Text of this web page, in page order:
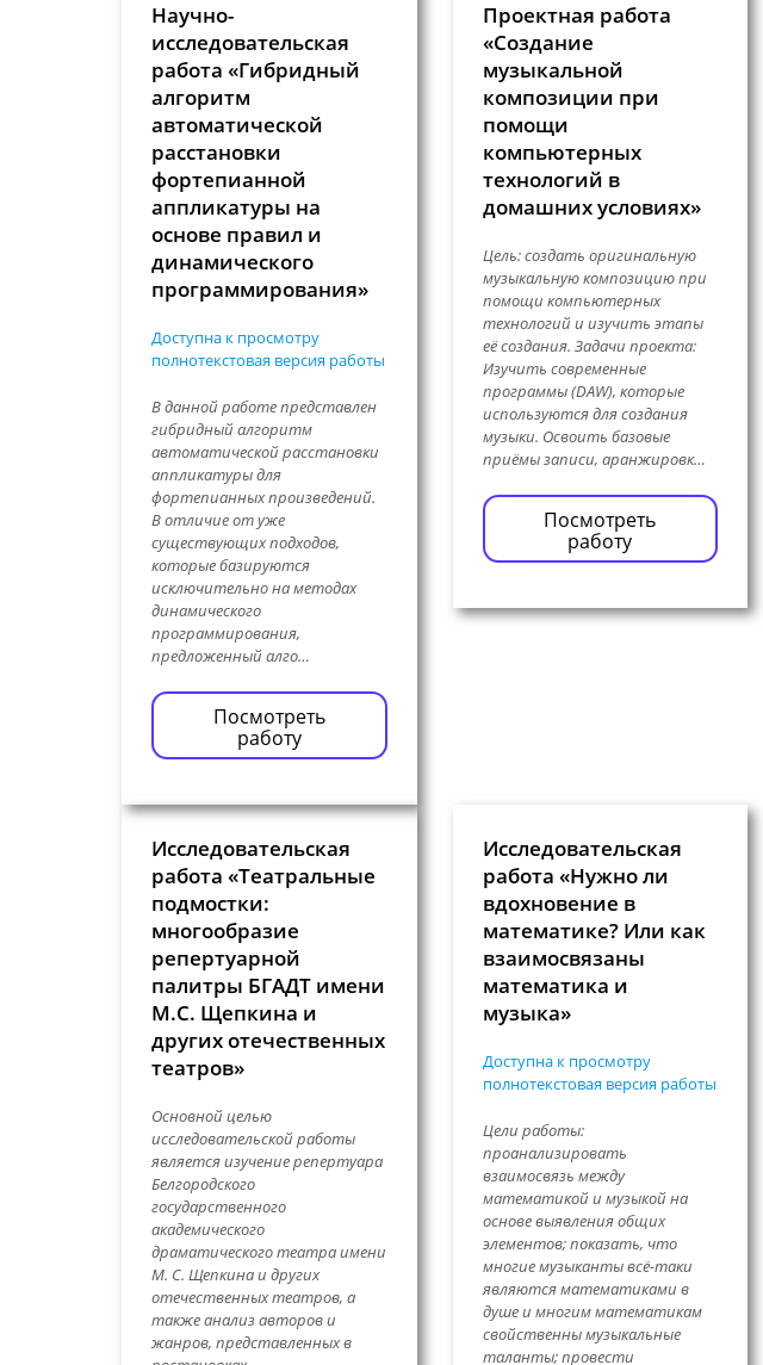
Научно-
исследовательская
работа «Гибридный
алгоритм
автоматической
расстановки
фортепианной
аппликатуры на
основе правил и
динамического
программирования»
Доступна к просмотру
полнотекстовая версия работы
В данной работе представлен
гибридный алгоритм
автоматической расстановки
аппликатуры для
фортепианных произведений.
В отличие от уже
существующих подходов,
которые базируются
исключительно на методах
динамического
программирования,
предложенный алго…
Посмотреть
работу
Проектная работа
«Создание
музыкальной
композиции при
помощи
компьютерных
технологий в
домашних условиях»
Цель: создать оригинальную
музыкальную композицию при
помощи компьютерных
технологий и изучить этапы
её создания. Задачи проекта:
Изучить современные
программы (DAW), которые
используются для создания
музыки. Освоить базовые
приёмы записи, аранжировк…
Посмотреть
работу
Исследовательская
работа «Театральные
подмостки:
многообразие
репертуарной
палитры БГАДТ имени
М.С. Щепкина и
других отечественных
театров»
Основной целью
исследовательской работы
является изучение репертуара
Белгородского
государственного
академического
драматического театра имени
М. С. Щепкина и других
отечественных театров, а
также анализ авторов и
жанров, представленных в
Исследовательская
работа «Нужно ли
вдохновение в
математике? Или как
взаимосвязаны
математика и
музыка»
Доступна к просмотру
полнотекстовая версия работы
Цели работы:
проанализировать
взаимосвязь между
математикой и музыкой на
основе выявления общих
элементов; показать, что
многие музыканты всё-таки
являются математиками в
душе и многим математикам
свойственны музыкальные
таланты; провести